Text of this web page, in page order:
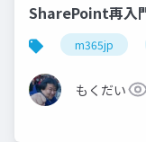
SharePoint再入
m365jp
もくだい